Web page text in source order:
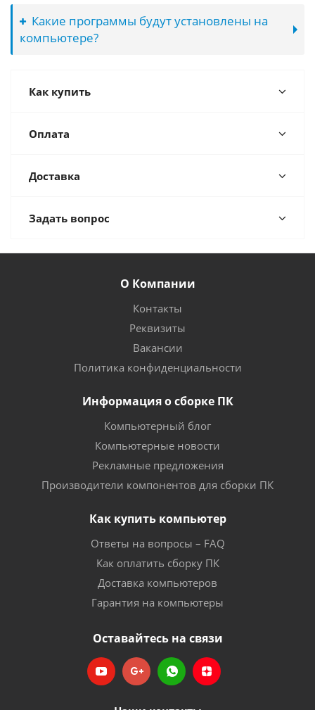
Какие программы будут установлены на
компьютере?
Как купить
Оплата
Доставка
Задать вопрос
О Компании
Контакты
Реквизиты
Вакансии
Политика конфиденциальности
Информация о сборке ПК
Компьютерный блог
Компьютерные новости
Рекламные предложения
Производители компонентов для сборки ПК
Как купить компьютер
Ответы на вопросы – FAQ
Как оплатить сборку ПК
Доставка компьютеров
Гарантия на компьютеры
Оставайтесь на связи